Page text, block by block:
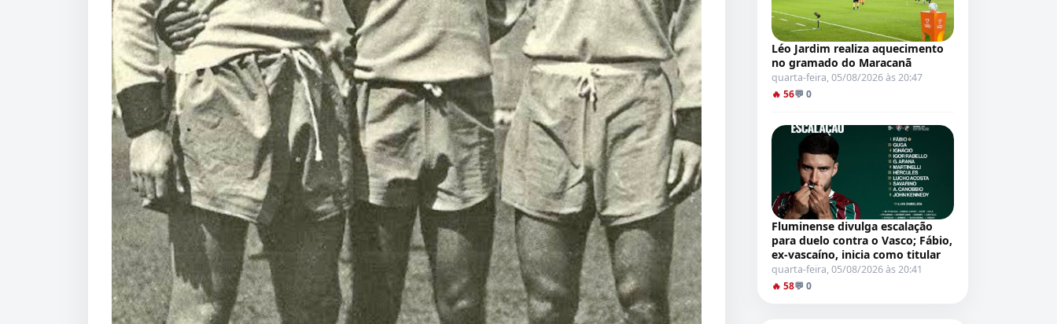
Léo Jardim realiza aquecimento
no gramado do Maracanã
quarta-feira, 05/08/2026 às 20:47
🔥 56💬 0
Fluminense divulga escalação
para duelo contra o Vasco; Fábio,
ex-vascaíno, inicia como titular
quarta-feira, 05/08/2026 às 20:41
🔥 58💬 0